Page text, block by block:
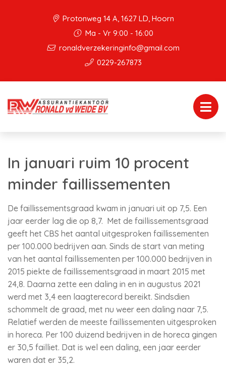
Protonweg 14 A, 1627 LD, Hoorn
Ma - Vr 9:00 - 16:00
ronaldverzekeringinfo@gmail.com
0229-267873
In januari ruim 10 procent
minder faillissementen
De faillissementsgraad kwam in januari uit op 7,5. Een
jaar eerder lag die op 8,7. Met de faillissementsgraad
geeft het CBS het aantal uitgesproken faillissementen
per 100.000 bedrijven aan. Sinds de start van meting
van het aantal faillissementen per 100.000 bedrijven in
2015 piekte de faillissementsgraad in maart 2015 met
24,8. Daarna zette een daling in en in augustus 2021
werd met 3,4 een laagterecord bereikt. Sindsdien
schommelt de graad, met nu weer een daling naar 7,5.
Relatief werden de meeste faillissementen uitgesproken
in horeca. Per 100 duizend bedrijven in de horeca gingen
er 30,5 failliet. Dat is wel een daling, een jaar eerder
waren dat er 35,2.